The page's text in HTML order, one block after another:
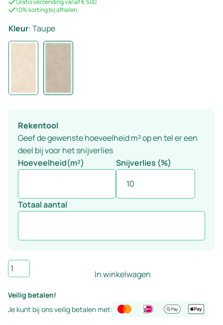
Gratis verzending vanaf € 500
10% korting bij afhalen
Kleur:Taupe
Rekentool
Geef de gewenste hoeveelheid m² op en tel er een
deel bij voor het snijverlies
Hoeveelheid(m²)
Snijverlies (%)
Totaal aantal
Vloer-
en
wandtegel
taupe
60x120
In winkelwagen
Veilig betalen!
Je kunt bij ons veilig betalen met: